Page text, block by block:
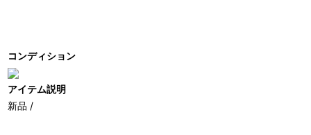
コンディション
アイテム説明
新品 /